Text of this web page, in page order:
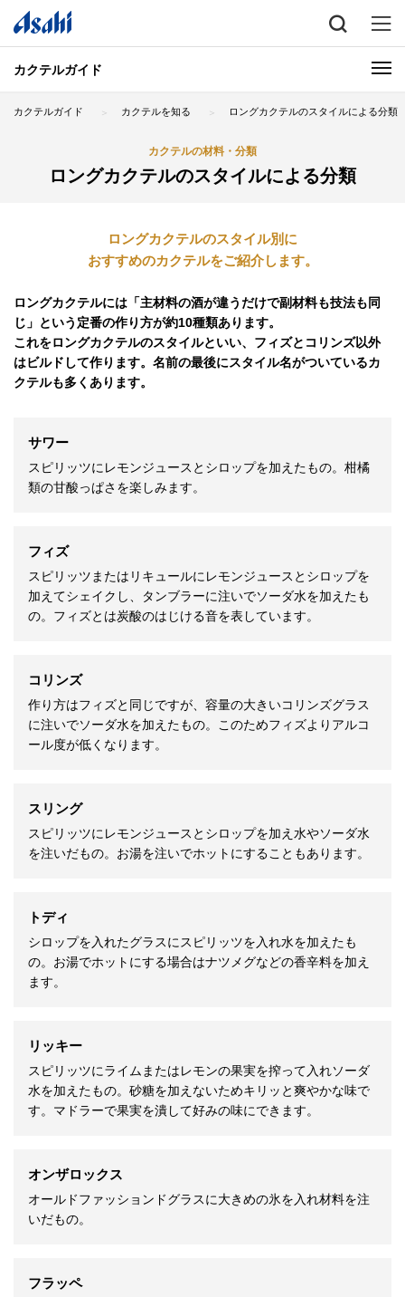
カクテルガイド
カクテルガイド カクテルを知る ロングカクテルのスタイルによる分類
カクテルの材料・分類
ロングカクテルのスタイルによる分類
ロングカクテルのスタイル別に
おすすめのカクテルをご紹介します。
ロングカクテルには「主材料の酒が違うだけで副材料も技法も同
じ」という定番の作り方が約10種類あります。
これをロングカクテルのスタイルといい、フィズとコリンズ以外
はビルドして作ります。名前の最後にスタイル名がついているカ
クテルも多くあります。
サワー
スピリッツにレモンジュースとシロップを加えたもの。柑橘
類の甘酸っぱさを楽しみます。
フィズ
スピリッツまたはリキュールにレモンジュースとシロップを
加えてシェイクし、タンブラーに注いでソーダ水を加えたも
の。フィズとは炭酸のはじける音を表しています。
コリンズ
作り方はフィズと同じですが、容量の大きいコリンズグラス
に注いでソーダ水を加えたもの。このためフィズよりアルコ
ール度が低くなります。
スリング
スピリッツにレモンジュースとシロップを加え水やソーダ水
を注いだもの。お湯を注いでホットにすることもあります。
トディ
シロップを入れたグラスにスピリッツを入れ水を加えたも
の。お湯でホットにする場合はナツメグなどの香辛料を加え
ます。
リッキー
スピリッツにライムまたはレモンの果実を搾って入れソーダ
水を加えたもの。砂糖を加えないためキリッと爽やかな味で
す。マドラーで果実を潰して好みの味にできます。
オンザロックス
オールドファッションドグラスに大きめの氷を入れ材料を注
いだもの。
フラッペ